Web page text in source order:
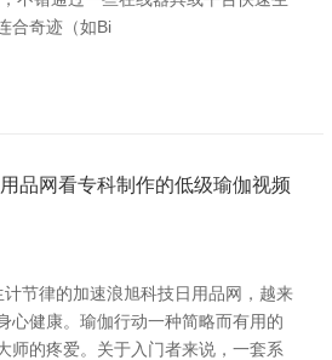
合奇迹（如Bi
品网看专科制作的低级瑜伽视频
节律的加速浪旭科技日用品网，越来
心健康。瑜伽行动一种简略而有用的
师的疼爱。关于入门者来说，一套系